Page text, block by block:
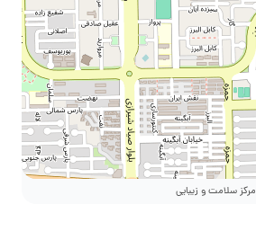
مرکز سلامت و زیبایی